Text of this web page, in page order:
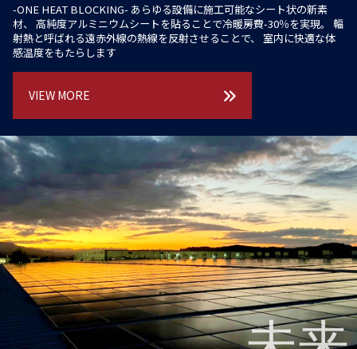
-ONE HEAT BLOCKING- あらゆる設備に施工可能なシート状の新素
材、
高純度アルミニウムシートを貼ることで冷暖房費-30％を実現。
輻
射熱と呼ばれる遠赤外線の熱線を反射させることで、
室内に快適な体
感温度をもたらします
VIEW MORE